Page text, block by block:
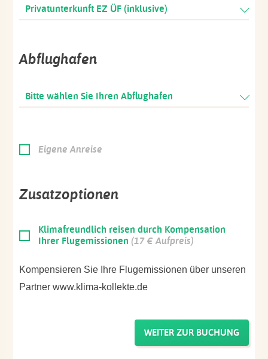
Privatunterkunft EZ ÜF (inklusive)
Abflughafen
Bitte wählen Sie Ihren Abflughafen
Eigene Anreise
Zusatzoptionen
Klimafreundlich reisen durch Kompensation
Ihrer Flugemissionen (17 € Aufpreis)
Kompensieren Sie Ihre Flugemissionen über unseren
Partner www.klima-kollekte.de